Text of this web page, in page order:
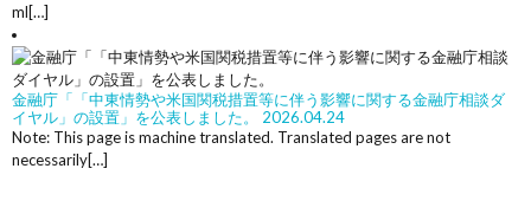
ml[…]
金融庁「「中東情勢や米国関税措置等に伴う影響に関する金融庁相談ダ
イヤル」の設置」を公表しました。
2026.04.24
Note: This page is machine translated. Translated pages are not
necessarily[…]